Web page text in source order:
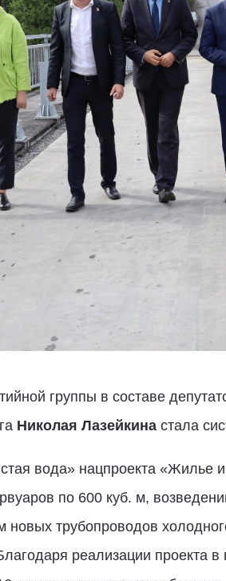
группы в составе
Николая Лазейкина стала
вода» нацпроекта «Жилье
по 600 куб. м,
новых трубопроводов
реализации проекта в